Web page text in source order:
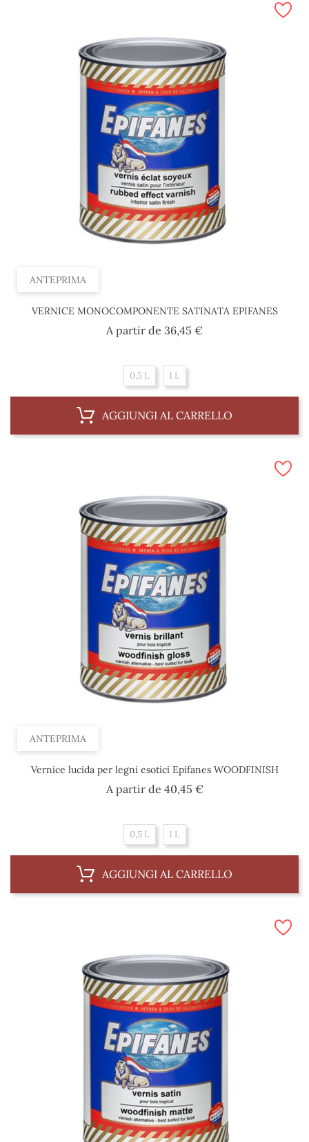
ANTEPRIMA
VERNICE MONOCOMPONENTE SATINATA EPIFANES
A partir de 36,45 €Prezzo
0,5 L 1 L
AGGIUNGI AL CARRELLO
ANTEPRIMA
Vernice lucida per legni esotici Epifanes WOODFINISH
A partir de 40,45 €Prezzo
0,5 L 1 L
AGGIUNGI AL CARRELLO